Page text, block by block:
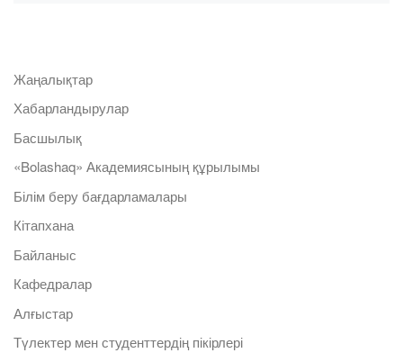
Жаңалықтар
Хабарландырулар
Басшылық
«Bolashaq» Академиясының құрылымы
Білім беру бағдарламалары
Кітапхана
Байланыс
Кафедралар
Алғыстар
Түлектер мен студенттердің пікірлері